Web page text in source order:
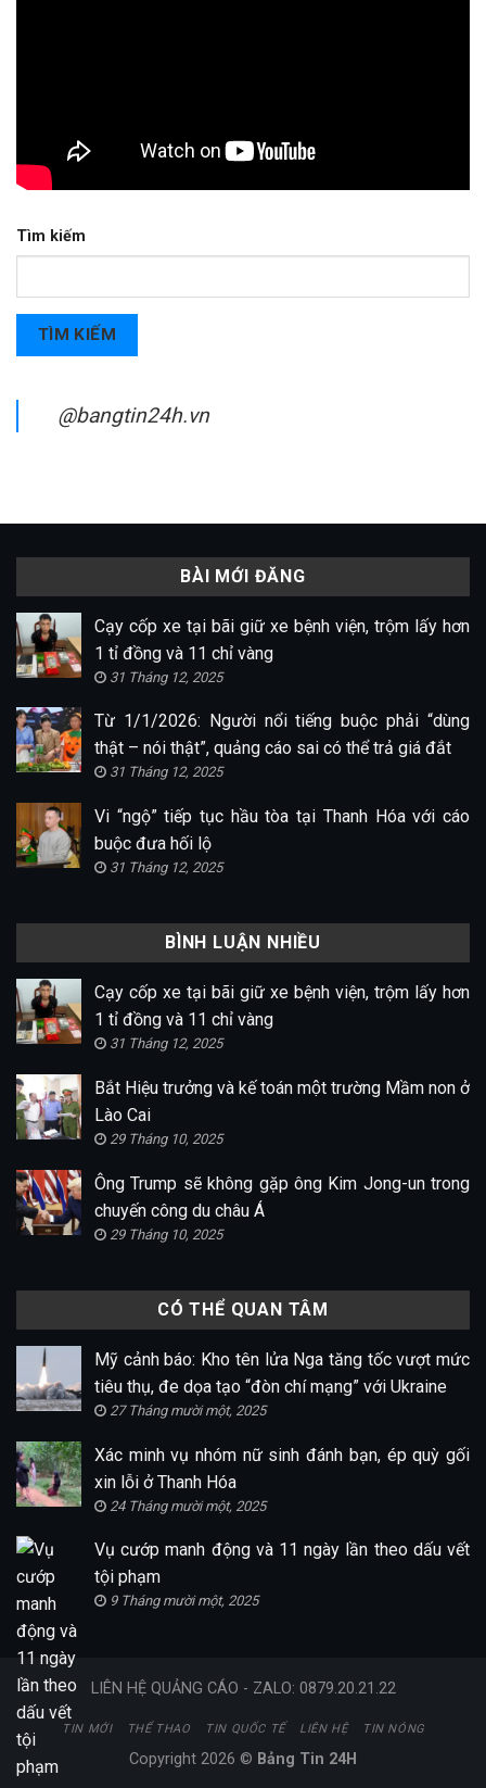
Tìm kiếm
TÌM KIẾM
@bangtin24h.vn
BÀI MỚI ĐĂNG
Cạy cốp xe tại bãi giữ xe bệnh viện, trộm lấy hơn
1 tỉ đồng và 11 chỉ vàng
31 Tháng 12, 2025
Từ 1/1/2026: Người nổi tiếng buộc phải “dùng
thật – nói thật”, quảng cáo sai có thể trả giá đắt
31 Tháng 12, 2025
Vi “ngộ” tiếp tục hầu tòa tại Thanh Hóa với cáo
buộc đưa hối lộ
31 Tháng 12, 2025
BÌNH LUẬN NHIỀU
Cạy cốp xe tại bãi giữ xe bệnh viện, trộm lấy hơn
1 tỉ đồng và 11 chỉ vàng
31 Tháng 12, 2025
Bắt Hiệu trưởng và kế toán một trường Mầm non ở
Lào Cai
29 Tháng 10, 2025
Ông Trump sẽ không gặp ông Kim Jong-un trong
chuyến công du châu Á
29 Tháng 10, 2025
CÓ THỂ QUAN TÂM
Mỹ cảnh báo: Kho tên lửa Nga tăng tốc vượt mức
tiêu thụ, đe dọa tạo “đòn chí mạng” với Ukraine
27 Tháng mười một, 2025
Xác minh vụ nhóm nữ sinh đánh bạn, ép quỳ gối
xin lỗi ở Thanh Hóa
24 Tháng mười một, 2025
Vụ cướp manh động và 11 ngày lần theo dấu vết
tội phạm
9 Tháng mười một, 2025
LIÊN HỆ QUẢNG CÁO - ZALO: 0879.20.21.22
TIN MỚI THỂ THAO TIN QUỐC TẾ LIÊN HỆ TIN NÓNG
Copyright 2026 © Bảng Tin 24H